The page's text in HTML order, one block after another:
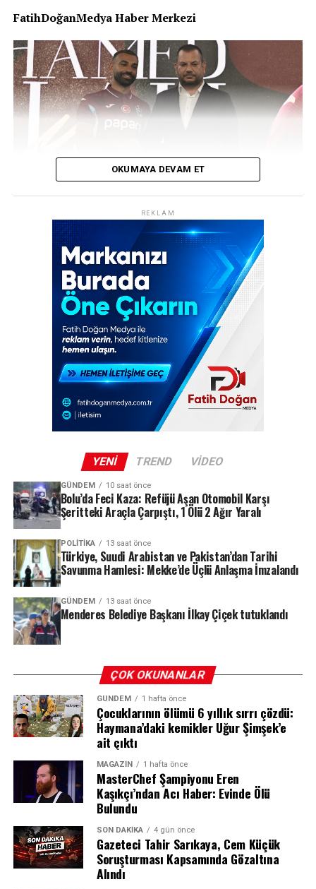
Malsovicka Arena’da oynanan karşılaşmaya hızlı
değerlendiremedi ve devre 0-0 sona erdi. Ancak ikinci
yarıda siyah-beyazlılar için işler hiç beklenmedik bir hal
aldı.
Karşılaşmanın 71. dakikasında, ilk kez ilk 11’de sahaya
çıkan yeni transfer Kassoum Ouattara, rakibine yaptığı
faulün ardından ikinci sarı karttan kırmızı kart görerek
takımını 10 kişi bıraktı. Dezavantajlı duruma düşen
Beşiktaş, pes etmedi ve mücadelesini sürdürdü.
FatihDoğanMedya Haber Merkezi
Trabzonspor, transfer tarihinin en ses getiren
hamlelerinden birine imza attı! Bordo-mavili kulüp,
Mısırlı yıldız futbolcu Muhammed Salah’ı resmen
kadrosuna katarak dünya spor gündemine bomba gibi
düştü. Şenol Güneş Spor Kompleksi’nde düzenlenen
görkemli imza töreninde yaklaşık 30 bin taraftar, yeni
transferlerini coşkuyla karşıladı.
30 Bin Kişilik Coşku: “Allah Allah Allah,
Muhammed Salah”
Trabzonspor yönetimi, Muhammed Salah için adeta bir
festival havasında geçen bir imza töreni organize etti.
Şenol Güneş Spor Kompleksi’ni dolduran yaklaşık 30 bin
bordo-mavili taraftar, “Allah Allah Allah, Muhammed
Salah” sloganlarıyla stadyumu inletirken, Mısırlı yıldız
tribünleri tek tek dolaşarak kendisini selamlayan
taraftarlara karşılık verdi.
REKLAM
OKUMAYA DEVAM ET
REKLAM
YENI TREND VIDEO
GÜNDEM 10 saat önce
Bolu’da Feci Kaza: Refüjü Aşan Otomobil Karşı
Şeritteki Araçla Çarpıştı, 1 Ölü 2 Ağır Yaralı
POLITIKA 13 saat önce
Türkiye, Suudi Arabistan ve Pakistan’dan Tarihi
Savunma Hamlesi: Mekke’de Üçlü Anlaşma İmzalandı
GÜNDEM 13 saat önce
Menderes Belediye Başkanı İlkay Çiçek tutuklandı
ÇOK OKUNANLAR
GÜNDEM 1 hafta önce
Çocuklarının ölümü 6 yıllık sırrı çözdü:
Haymana’daki kemikler Uğur Şimşek’e
ait çıktı
MAGAZIN 1 hafta önce
MasterChef Şampiyonu Eren
Kaşıkçı’ndan Acı Haber: Evinde Ölü
Bulundu
SON DAKIKA 4 gün önce
Gazeteci Tahir Sarıkaya, Cem Küçük
Soruşturması Kapsamında Gözaltına
Alındı